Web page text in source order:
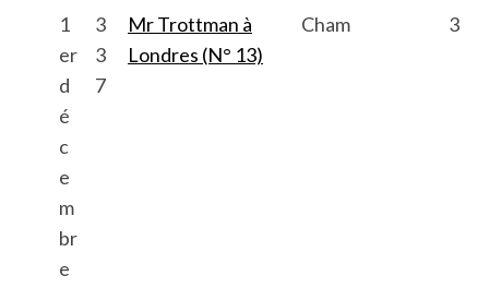
1
er
d
é
c
e
m
br
e
3
3
7
Mr Trottman à
Londres (N° 13)
Cham 3